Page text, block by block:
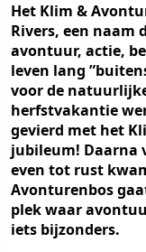
Het Klim &
Rivers, een naam
avontuur, actie,
leven lang
voor de
herfstvakantie
gevierd met het
jubileum! Daarna
even tot rust
Avonturenbos
plek waar
iets bijzonders.